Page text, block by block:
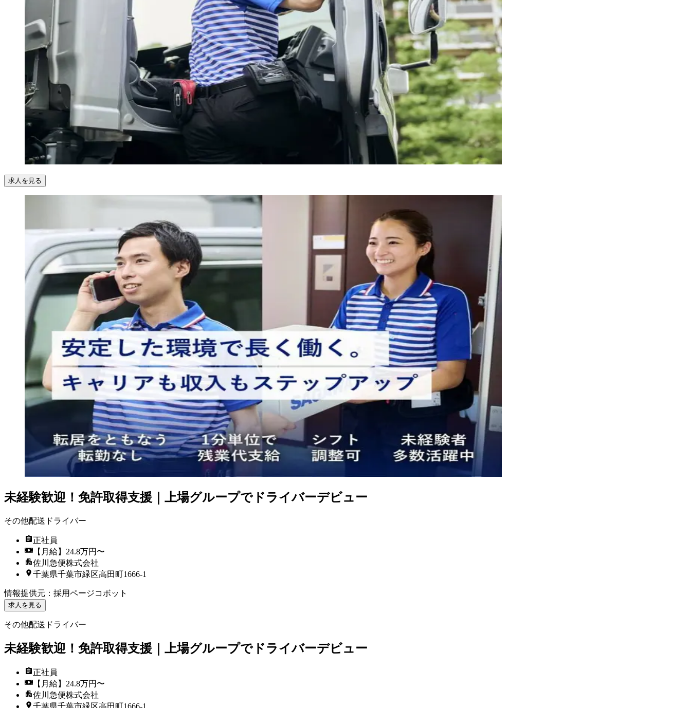
求人を見る
未経験歓迎！免許取得支援｜上場グループでドライバーデビュー
その他配送ドライバー
正社員
【月給】24.8万円〜
佐川急便株式会社
千葉県千葉市緑区高田町1666-1
情報提供元 ： 採用ページコボット
求人を見る
その他配送ドライバー
未経験歓迎！免許取得支援｜上場グループでドライバーデビュー
正社員
【月給】24.8万円〜
佐川急便株式会社